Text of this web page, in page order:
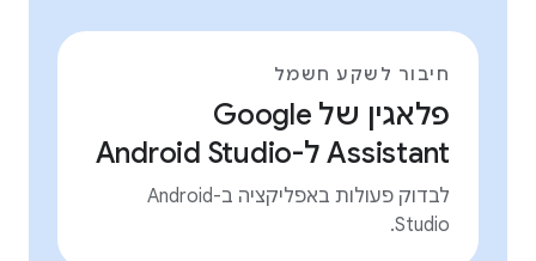
חיבור לשקע חשמל
פלאגין של Google
Assistant ל-Android Studio
לבדוק פעולות באפליקציה ב-Android
Studio.